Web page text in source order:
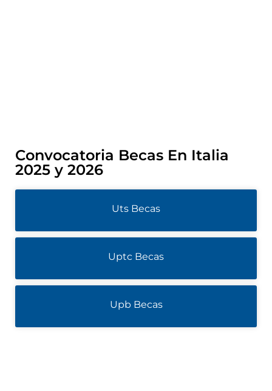
Convocatoria Becas En Italia
2025 y 2026
Uts Becas
Uptc Becas
Upb Becas